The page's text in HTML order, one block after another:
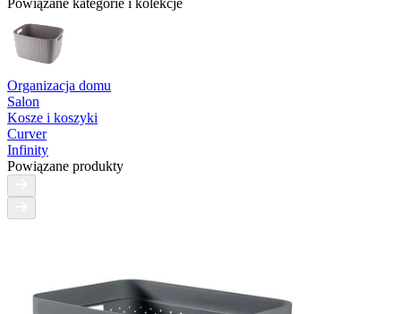
Powiązane kategorie i kolekcje
Organizacja domu
Salon
Kosze i koszyki
Curver
Infinity
Powiązane produkty